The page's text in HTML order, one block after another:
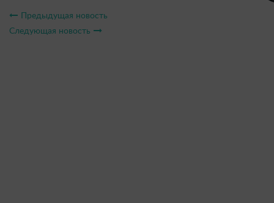
Предыдущая новость
Следующая новость